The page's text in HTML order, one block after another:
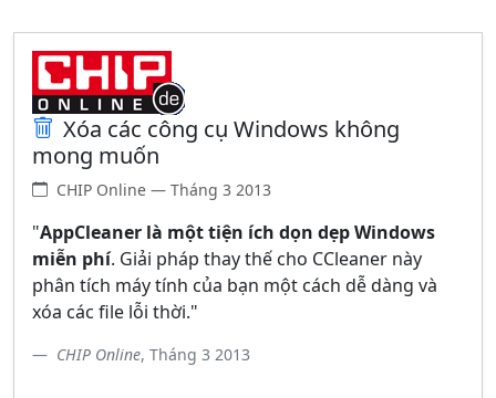
Xóa các công cụ Windows không
mong muốn
CHIP Online — Tháng 3 2013
"AppCleaner là một tiện ích dọn dẹp Windows
miễn phí. Giải pháp thay thế cho CCleaner này
phân tích máy tính của bạn một cách dễ dàng và
xóa các file lỗi thời."
CHIP Online, Tháng 3 2013